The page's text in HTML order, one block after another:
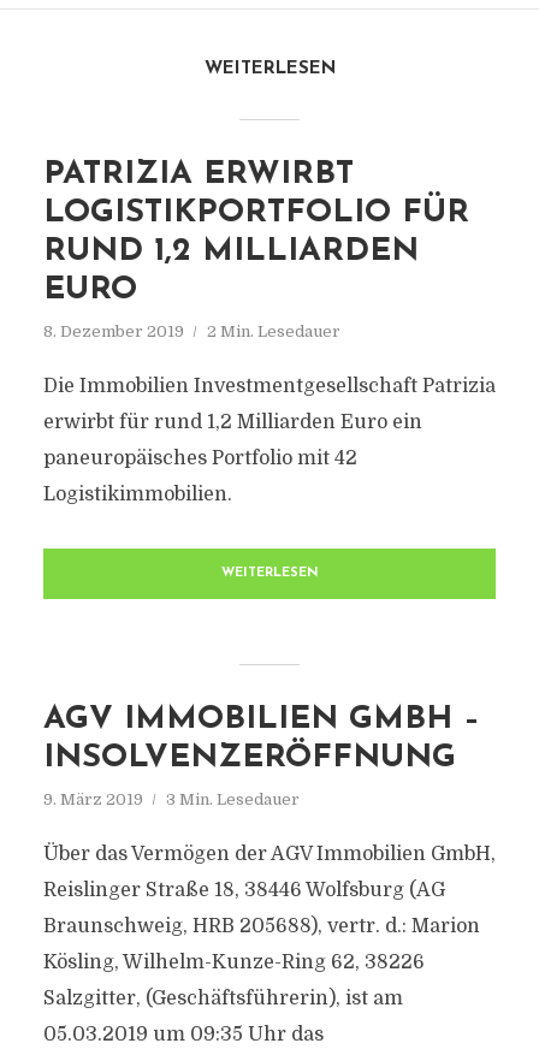
WEITERLESEN
PATRIZIA ERWIRBT
LOGISTIKPORTFOLIO FÜR
RUND 1,2 MILLIARDEN
EURO
8. Dezember 2019 2 Min. Lesedauer
Die Immobilien Investmentgesellschaft Patrizia
erwirbt für rund 1,2 Milliarden Euro ein
paneuropäisches Portfolio mit 42
Logistikimmobilien.
WEITERLESEN
AGV IMMOBILIEN GMBH –
INSOLVENZERÖFFNUNG
9. März 2019 3 Min. Lesedauer
Über das Vermögen der AGV Immobilien GmbH,
Reislinger Straße 18, 38446 Wolfsburg (AG
Braunschweig, HRB 205688), vertr. d.: Marion
Kösling, Wilhelm-Kunze-Ring 62, 38226
Salzgitter, (Geschäftsführerin), ist am
05.03.2019 um 09:35 Uhr das